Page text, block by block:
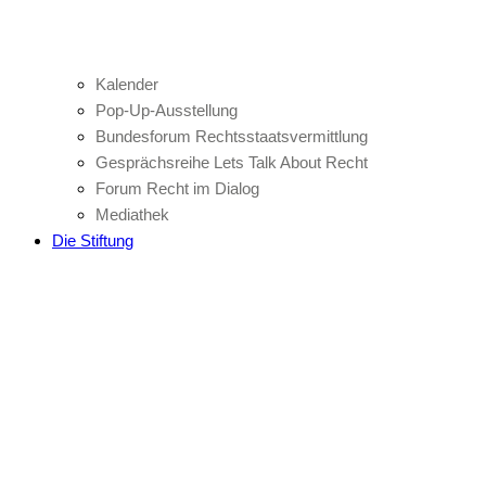
Kalender
Pop-Up-Ausstellung
Bundesforum Rechtsstaatsvermittlung
Gesprächsreihe Lets Talk About Recht
Forum Recht im Dialog
Mediathek
Die Stiftung